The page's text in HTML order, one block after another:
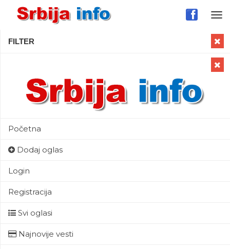
FILTER
Početna
Dodaj oglas
Login
Registracija
Svi oglasi
Najnovije vesti